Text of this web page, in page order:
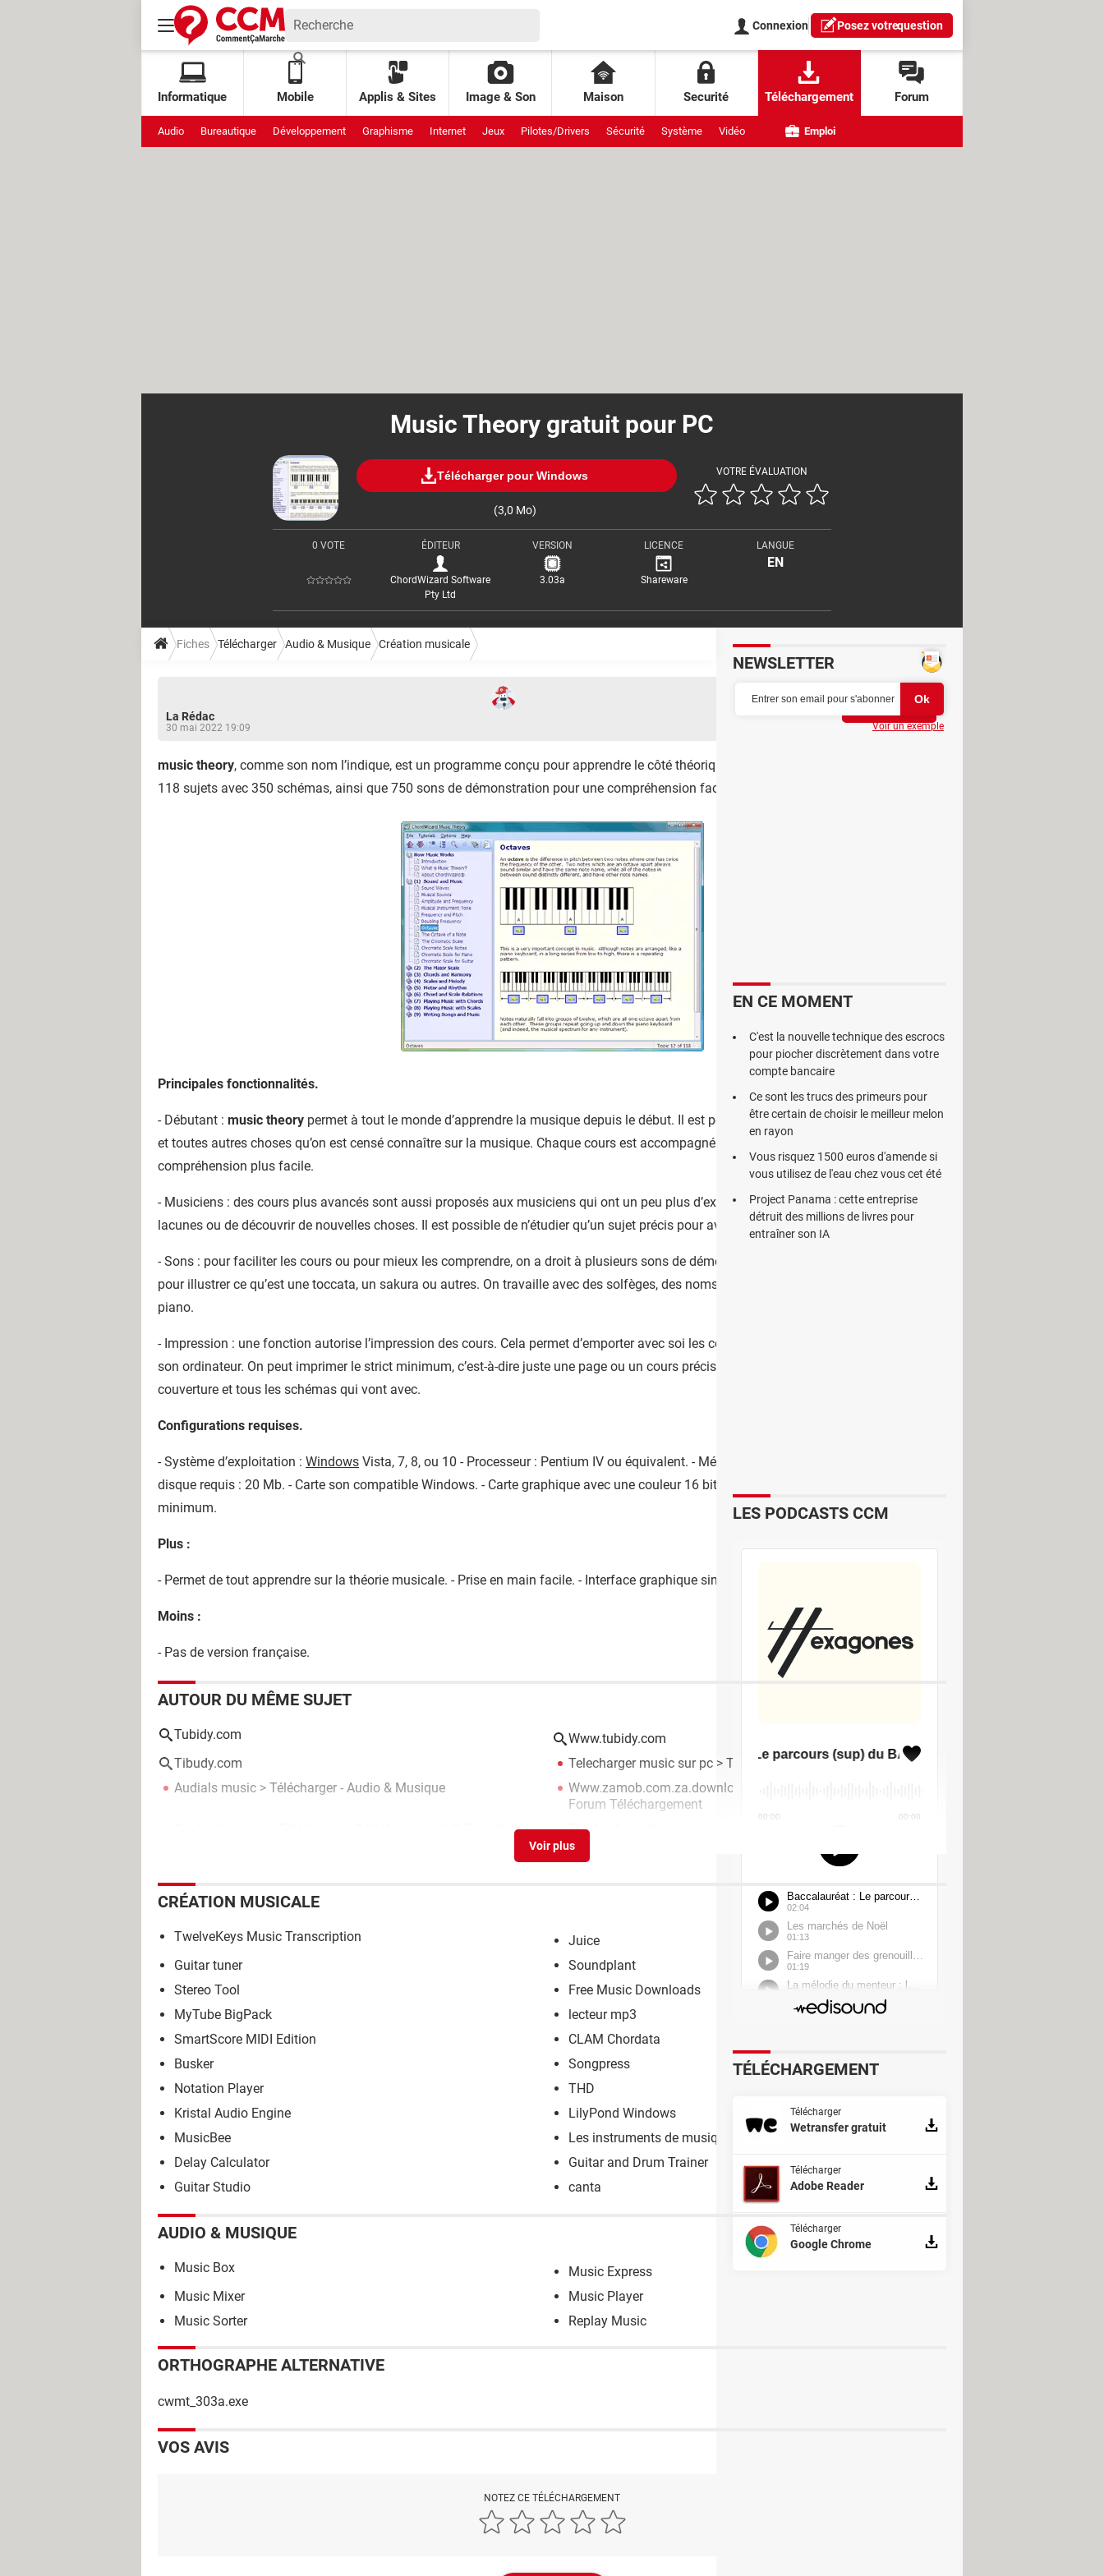
Connexion Posez votrequestion
Informatique Mobile Applis & Sites Image & Son Maison Securité Téléchargement Forum
Audio Bureautique Développement Graphisme Internet Jeux Pilotes/Drivers Sécurité Système Vidéo Emploi
Music Theory gratuit pour PC
Télécharger pour Windows
(3,0 Mo)
VOTRE ÉVALUATION
0 VOTE ÉDITEUR
ChordWizard Software
Pty Ltd
VERSION
3.03a
LICENCE
Shareware
LANGUE
EN
Fiches Télécharger Audio & Musique Création musicale
La Rédac
30 mai 2022 19:09
music theory, comme son nom l’indique, est un programme conçu pour apprendre le côté théorique de la musique. Il propose au moins
118 sujets avec 350 schémas, ainsi que 750 sons de démonstration pour une compréhension facile et rapide de la musique.
Principales fonctionnalités.
- Débutant : music theory permet à tout le monde d’apprendre la musique depuis le début. Il est possible d’apprendre la base du solfège
et toutes autres choses qu’on est censé connaître sur la musique. Chaque cours est accompagné d’images et/ou de sons pour une
compréhension plus facile.
- Musiciens : des cours plus avancés sont aussi proposés aux musiciens qui ont un peu plus d’expérience. Cela permet de combler les
lacunes ou de découvrir de nouvelles choses. Il est possible de n’étudier qu’un sujet précis pour avancer plus rapidement.
- Sons : pour faciliter les cours ou pour mieux les comprendre, on a droit à plusieurs sons de démonstration. Par exemple, on a un son
pour illustrer ce qu’est une toccata, un sakura ou autres. On travaille avec des solfèges, des noms d’accord ou un schéma de clavier de
piano.
- Impression : une fonction autorise l’impression des cours. Cela permet d’emporter avec soi les cours sans être obligé de rester devant
son ordinateur. On peut imprimer le strict minimum, c’est-à-dire juste une page ou un cours précis, mais aussi un cours complet avec la
couverture et tous les schémas qui vont avec.
Configurations requises.
- Système d’exploitation : Windows Vista, 7, 8, ou 10 - Processeur : Pentium IV ou équivalent. - Mémoire vive : 512 Mo minimum. - Espace
disque requis : 20 Mb. - Carte son compatible Windows. - Carte graphique avec une couleur 16 bits supportant un affichage de 800* 600
minimum.
Plus :
- Permet de tout apprendre sur la théorie musicale. - Prise en main facile. - Interface graphique simple et intuitive.
Moins :
- Pas de version française.
AUTOUR DU MÊME SUJET
Tubidy.com
Www.tubidy.com
Tibudy.com
Telecharger music sur pc > Télécharger - Conversion & Extraction
Audials music > Télécharger - Audio & Musique Www.zamob.com.za.download music video youtube
Forum Téléchargement
> Télécharger - Téléchargement & Transfert The big bang theory streaming vf
CRÉATION MUSICALE
TwelveKeys Music Transcription
Juice
Guitar tuner
Soundplant
Stereo Tool
Free Music Downloads
MyTube BigPack
lecteur mp3
SmartScore MIDI Edition
CLAM Chordata
Busker
Songpress
Notation Player
THD
Kristal Audio Engine
LilyPond Windows
MusicBee
Les instruments de musique
Delay Calculator
Guitar and Drum Trainer
Guitar Studio
canta
AUDIO & MUSIQUE
Music Box
Music Express
Music Mixer
Music Player
Music Sorter
Replay Music
ORTHOGRAPHE ALTERNATIVE
cwmt_303a.exe
VOS AVIS
NOTEZ CE TÉLÉCHARGEMENT
NEWSLETTER
Voir un exemple
EN CE MOMENT
C'est la nouvelle technique des escrocs
pour piocher discrètement dans votre
compte bancaire
Ce sont les trucs des primeurs pour
être certain de choisir le meilleur melon
en rayon
Vous risquez 1500 euros d'amende si
vous utilisez de l'eau chez vous cet été
Project Panama : cette entreprise
détruit des millions de livres pour
entraîner son IA
LES PODCASTS CCM
TÉLÉCHARGEMENT
Télécharger
Wetransfer gratuit
Télécharger
Adobe Reader
Télécharger
Google Chrome